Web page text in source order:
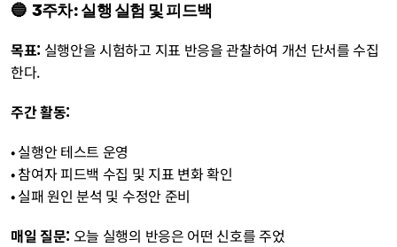
🔵 3주차: 실행 실험 및 피드백
목표: 실행안을 시험하고 지표 반응을 관찰하여 개선 단서를 수집
한다.
주간 활동:
• 실행안 테스트 운영
• 참여자 피드백 수집 및 지표 변화 확인
• 실패 원인 분석 및 수정안 준비
매일 질문: 오늘 실행의 반응은 어떤 신호를 주었